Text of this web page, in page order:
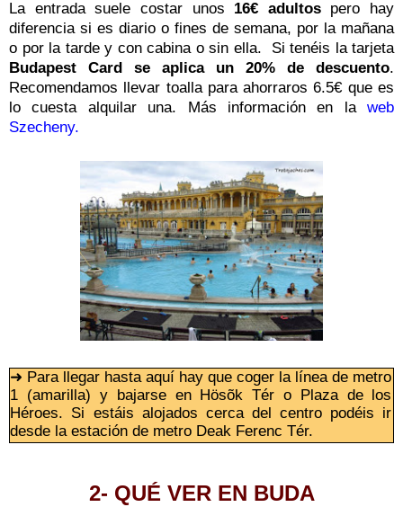
La entrada suele costar unos 16€ adultospero hay
diferencia si es diario o fines de semana, por la mañana
o por la tarde y con cabina o sin ella. Si tenéis la tarjeta
Budapest Card se aplica un 20% de descuento.
Recomendamos llevar toalla para ahorraros 6.5€ que es
lo cuesta alquilar una. Más información en la web
Szecheny.
➜ Para llegar hasta aquí hay que coger la línea de metro
1 (amarilla) y bajarse en Hösõk Tér o Plaza de los
Héroes. Si estáis alojados cerca del centro podéis ir
desde la estación de metro Deak Ferenc Tér.
2- QUÉ VER EN BUDA